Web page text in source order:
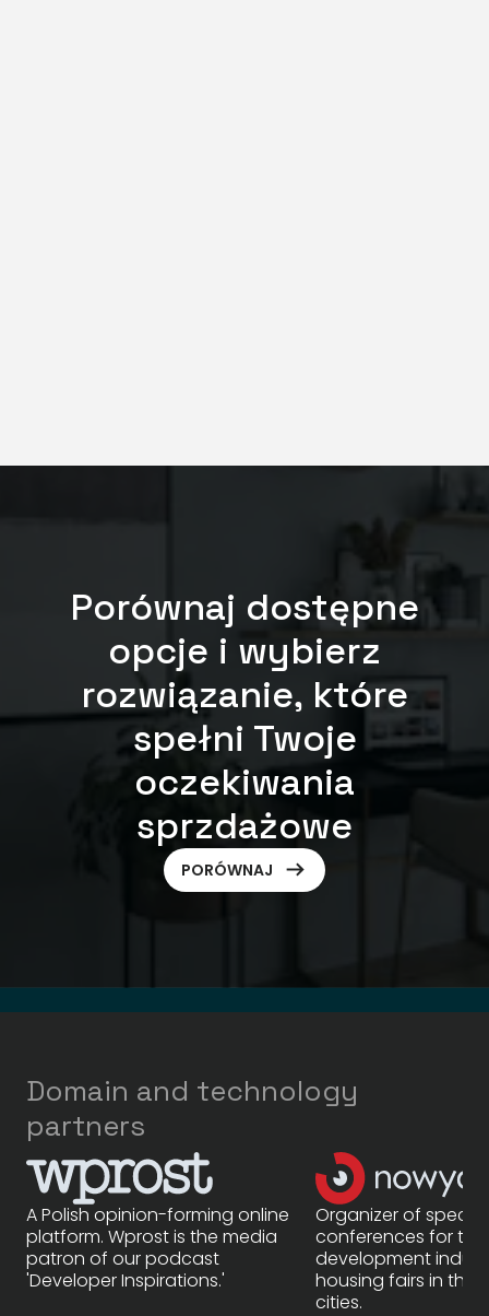
Porównaj dostępne
opcje i wybierz
rozwiązanie, które
spełni Twoje
oczekiwania
sprzdażowe
PORÓWNAJ ArrowRightLong
Domain and technology
partners
A Polish opinion-forming online
platform. Wprost is the media
patron of our podcast
'Developer Inspirations.'
Organizer of
conferences for the
development
housing fairs in the
cities.